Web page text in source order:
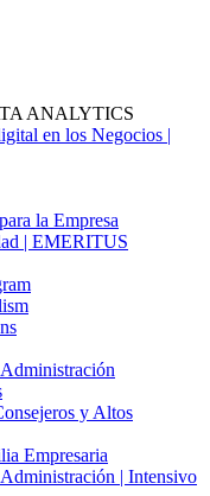
ANALYTICS
en los Negocios |
la Empresa
| EMERITUS
y Altos
Empresaria
| Intensivo